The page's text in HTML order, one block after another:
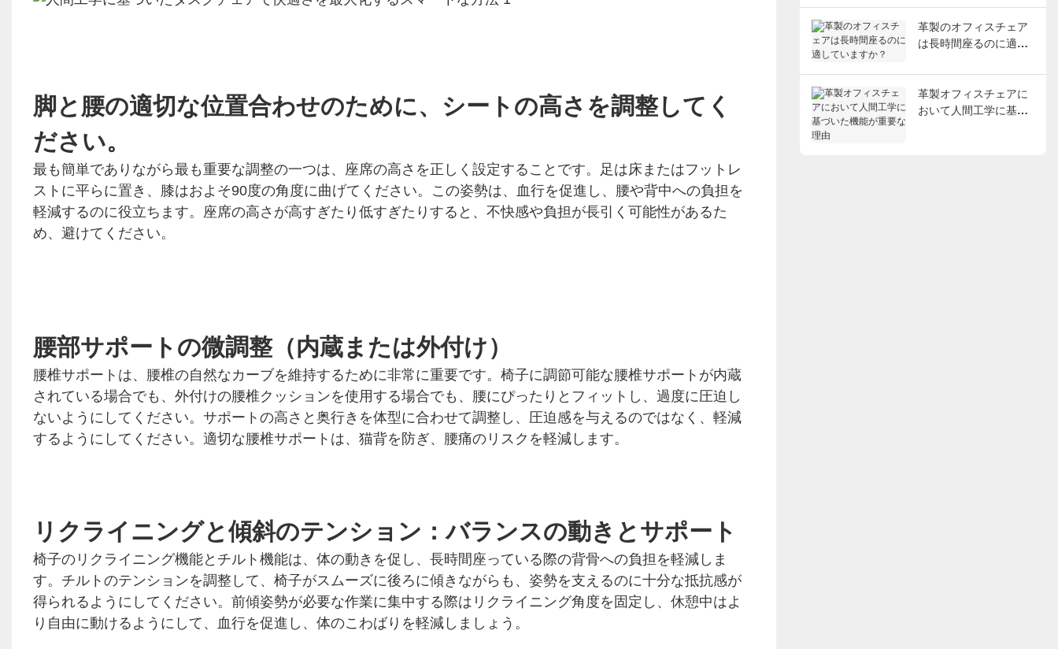
脚と腰の適切な位置合わせのために、シートの高さを調整してく
ださい。
最も簡単でありながら最も重要な調整の一つは、座席の高さを正しく設定することです。足は床またはフットレ
ストに平らに置き、膝はおよそ90度の角度に曲げてください。この姿勢は、血行を促進し、腰や背中への負担を
軽減するのに役立ちます。座席の高さが高すぎたり低すぎたりすると、不快感や負担が長引く可能性があるた
め、避けてください。
腰部サポートの微調整（内蔵または外付け）
腰椎サポートは、腰椎の自然なカーブを維持するために非常に重要です。椅子に調節可能な腰椎サポートが内蔵
されている場合でも、外付けの腰椎クッションを使用する場合でも、腰にぴったりとフィットし、過度に圧迫し
ないようにしてください。サポートの高さと奥行きを体型に合わせて調整し、圧迫感を与えるのではなく、軽減
するようにしてください。適切な腰椎サポートは、猫背を防ぎ、腰痛のリスクを軽減します。
リクライニングと傾斜のテンション：バランスの動きとサポート
椅子のリクライニング機能とチルト機能は、体の動きを促し、長時間座っている際の背骨への負担を軽減しま
す。チルトのテンションを調整して、椅子がスムーズに後ろに傾きながらも、姿勢を支えるのに十分な抵抗感が
得られるようにしてください。前傾姿勢が必要な作業に集中する際はリクライニング角度を固定し、休憩中はよ
り自由に動けるようにして、血行を促進し、体のこわばりを軽減しましょう。
革製のオフィスチェア
は長時間座るのに適し
革製オフィスチェアに
おいて人間工学に基づ